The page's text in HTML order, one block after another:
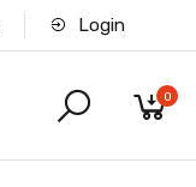
Login
0